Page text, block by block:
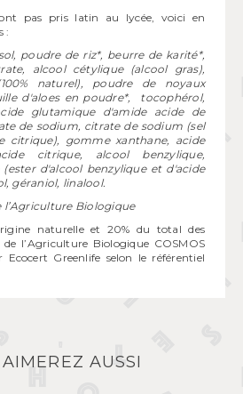
pas pris latin au lycée, voici en
:
poudre de riz*, beurre de karité*,
alcool cétylique (alcool gras),
naturel), poudre de noyaux
d'aloes en poudre*, tocophérol,
glutamique d'amide acide de
de sodium, citrate de sodium (sel
citrique), gomme xanthane, acide
citrique, alcool benzylique,
(ester d'alcool benzylique et d'acide
géraniol, linalool.
l’Agriculture Biologique
naturelle et 20% du total des
l’Agriculture Biologique COSMOS
Ecocert Greenlife selon le référentiel
AUSSI